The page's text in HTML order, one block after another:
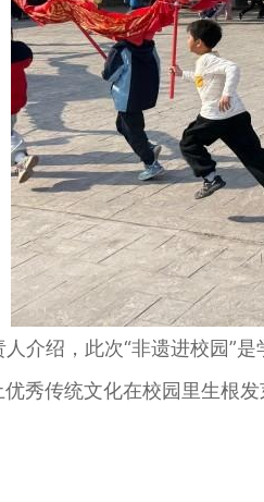
绍，此次“非遗进校园”是
秀传统文化在校园里生根